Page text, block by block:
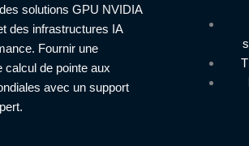
solutions GPU NVIDIA
des infrastructures IA
Fournir une
calcul de pointe aux
avec un support